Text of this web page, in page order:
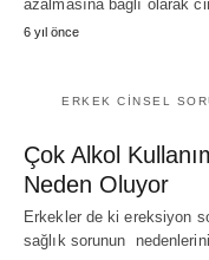
azalmasına bağlı olarak
6 yıl önce
ERKEK CINSEL
Çok Alkol
Neden Oluyor
Erkekler de ki ereksiyon
sağlık sorunun